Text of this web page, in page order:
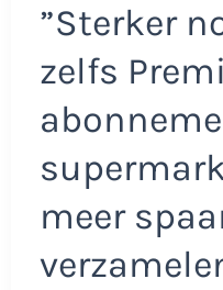
”Sterker
zelfs
meer